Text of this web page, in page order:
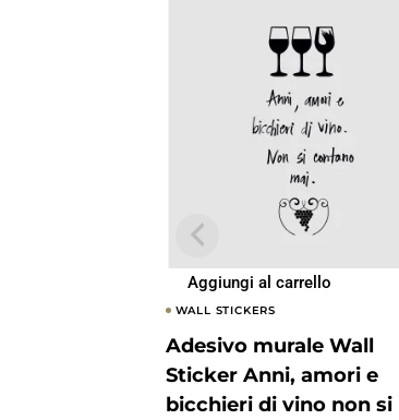
Aggiungi al carrello
WALL STICKERS
Adesivo murale Wall
Sticker Anni, amori e
bicchieri di vino non si